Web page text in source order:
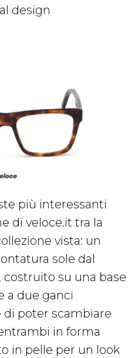
design
più interessanti
di veloce.it tra la
vista: un
sole dal
su una base
a due ganci
poter scambiare
in forma
in pelle per un look